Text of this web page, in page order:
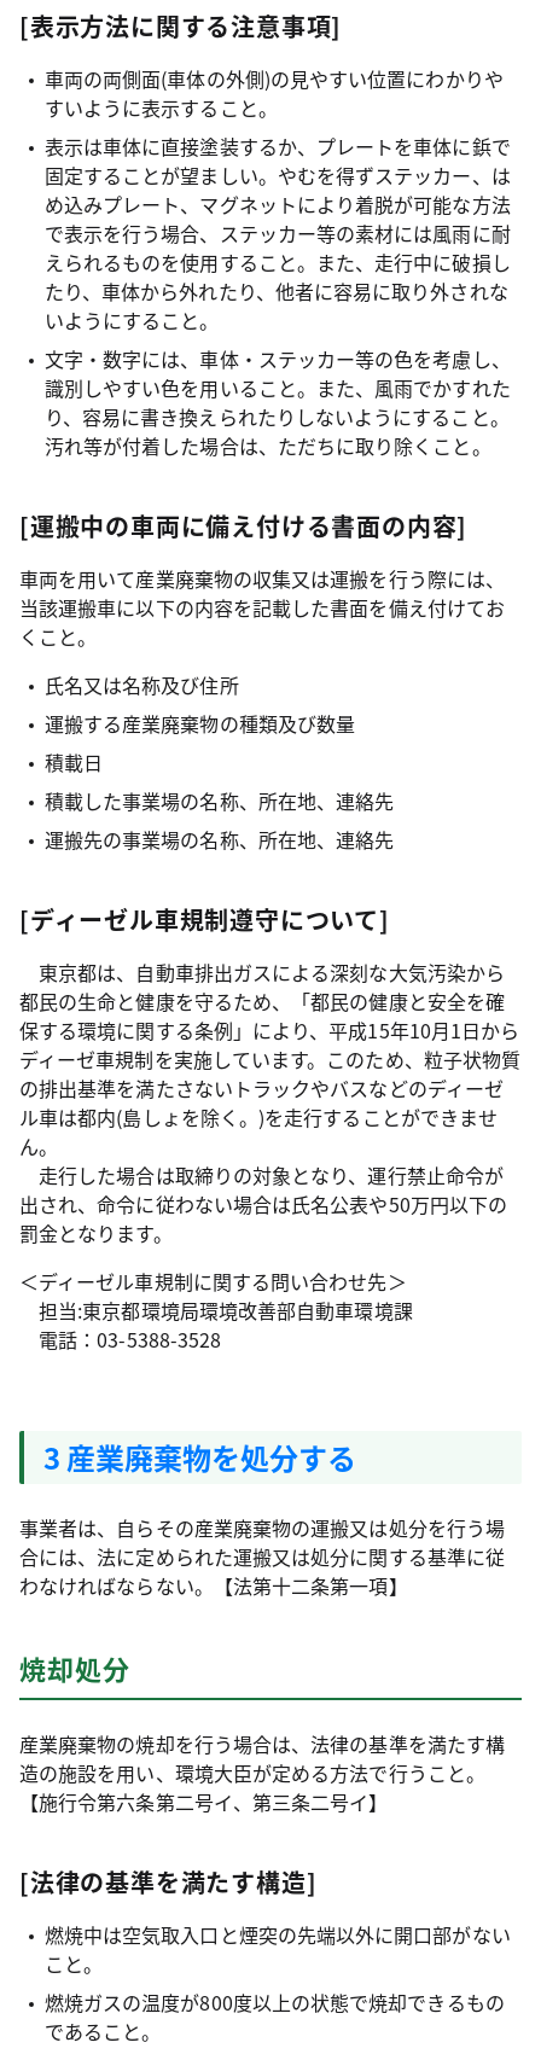
[表示方法に関する注意事項]
車両の両側面(車体の外側)の見やすい位置にわかりや
すいように表示すること。
表示は車体に直接塗装するか、プレートを車体に鋲で
固定することが望ましい。やむを得ずステッカー、は
め込みプレート、マグネットにより着脱が可能な方法
で表示を行う場合、ステッカー等の素材には風雨に耐
えられるものを使用すること。また、走行中に破損し
たり、車体から外れたり、他者に容易に取り外されな
いようにすること。
文字・数字には、車体・ステッカー等の色を考慮し、
識別しやすい色を用いること。また、風雨でかすれた
り、容易に書き換えられたりしないようにすること。
汚れ等が付着した場合は、ただちに取り除くこと。
[運搬中の車両に備え付ける書面の内容]
車両を用いて産業廃棄物の収集又は運搬を行う際には、
当該運搬車に以下の内容を記載した書面を備え付けてお
くこと。
氏名又は名称及び住所
運搬する産業廃棄物の種類及び数量
積載日
積載した事業場の名称、所在地、連絡先
運搬先の事業場の名称、所在地、連絡先
[ディーゼル車規制遵守について]
東京都は、自動車排出ガスによる深刻な大気汚染から
都民の生命と健康を守るため、「都民の健康と安全を確
保する環境に関する条例」により、平成15年10月1日から
ディーゼ車規制を実施しています。このため、粒子状物質
の排出基準を満たさないトラックやバスなどのディーゼ
ル車は都内(島しょを除く。)を走行することができませ
ん。
走行した場合は取締りの対象となり、運行禁止命令が
出され、命令に従わない場合は氏名公表や50万円以下の
罰金となります。
＜ディーゼル車規制に関する問い合わせ先＞
担当:東京都環境局環境改善部自動車環境課
電話：03-5388-3528
3 産業廃棄物を処分する
事業者は、自らその産業廃棄物の運搬又は処分を行う場
合には、法に定められた運搬又は処分に関する基準に従
わなければならない。【法第十二条第一項】
焼却処分
産業廃棄物の焼却を行う場合は、法律の基準を満たす構
造の施設を用い、環境大臣が定める方法で行うこと。
【施行令第六条第二号イ、第三条二号イ】
[法律の基準を満たす構造]
燃焼中は空気取入口と煙突の先端以外に開口部がない
こと。
燃焼ガスの温度が800度以上の状態で焼却できるもの
であること。